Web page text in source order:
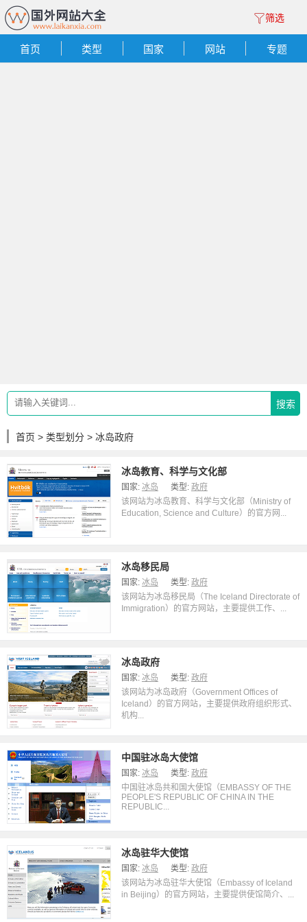
筛选
首页 类型 国家 网站 专题
搜索
首页 > 类型划分 > 冰岛政府
冰岛教育、科学与文化部
国家: 冰岛 类型: 政府
该网站为冰岛教育、科学与文化部（Ministry of
Education, Science and Culture）的官方网...
冰岛移民局
国家: 冰岛 类型: 政府
该网站为冰岛移民局（The Iceland Directorate of
Immigration）的官方网站，主要提供工作、...
冰岛政府
国家: 冰岛 类型: 政府
该网站为冰岛政府（Government Offices of
Iceland）的官方网站，主要提供政府组织形式、
机构...
中国驻冰岛大使馆
国家: 冰岛 类型: 政府
中国驻冰岛共和国大使馆（EMBASSY OF THE
PEOPLE'S REPUBLIC OF CHINA IN THE
REPUBLIC...
冰岛驻华大使馆
国家: 冰岛 类型: 政府
该网站为冰岛驻华大使馆（Embassy of Iceland
in Beijing）的官方网站，主要提供使馆简介、...